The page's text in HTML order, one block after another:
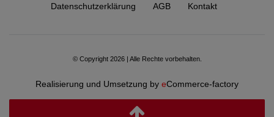
Daten­schutz­erklärung AGB Kontakt
© Copyright 2026 | Alle Rechte vorbehalten.
Realisierung und Umsetzung by eCommerce-factory